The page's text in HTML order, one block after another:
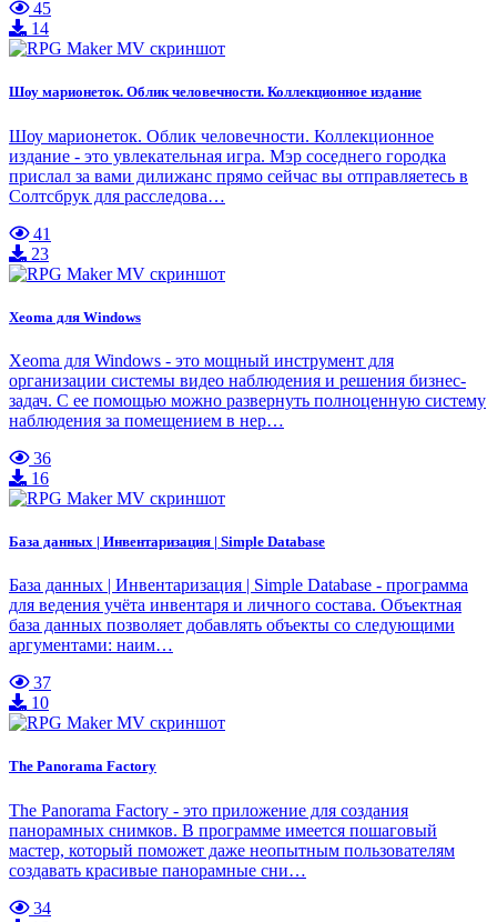
45
14
Шоу марионеток. Облик человечности. Коллекционное издание
Шоу марионеток. Облик человечности. Коллекционное
издание - это увлекательная игра. Мэр соседнего городка
прислал за вами дилижанс прямо сейчас вы отправляетесь в
Солтсбрук для расследова…
41
23
Xeoma для Windows
Xeoma для Windows - это мощный инструмент для
организации системы видео наблюдения и решения бизнес-
задач. С ее помощью можно развернуть полноценную систему
наблюдения за помещением в нер…
36
16
База данных | Инвентаризация | Simple Database
База данных | Инвентаризация | Simple Database - программа
для ведения учёта инвентаря и личного состава. Объектная
база данных позволяет добавлять объекты со следующими
аргументами: наим…
37
10
The Panorama Factory
The Panorama Factory - это приложение для создания
панорамных снимков. В программе имеется пошаговый
мастер, который поможет даже неопытным пользователям
создавать красивые панорамные сни…
34